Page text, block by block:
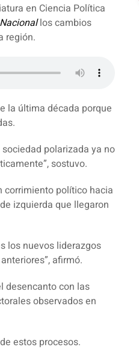
en Ciencia Política
Nacionallos cambios
región.
la última década porque
polarizada ya no
sostuvo.
corrimiento político hacia
izquierda que llegaron
los nuevos liderazgos
afirmó.
desencanto con las
observados en
estos procesos.